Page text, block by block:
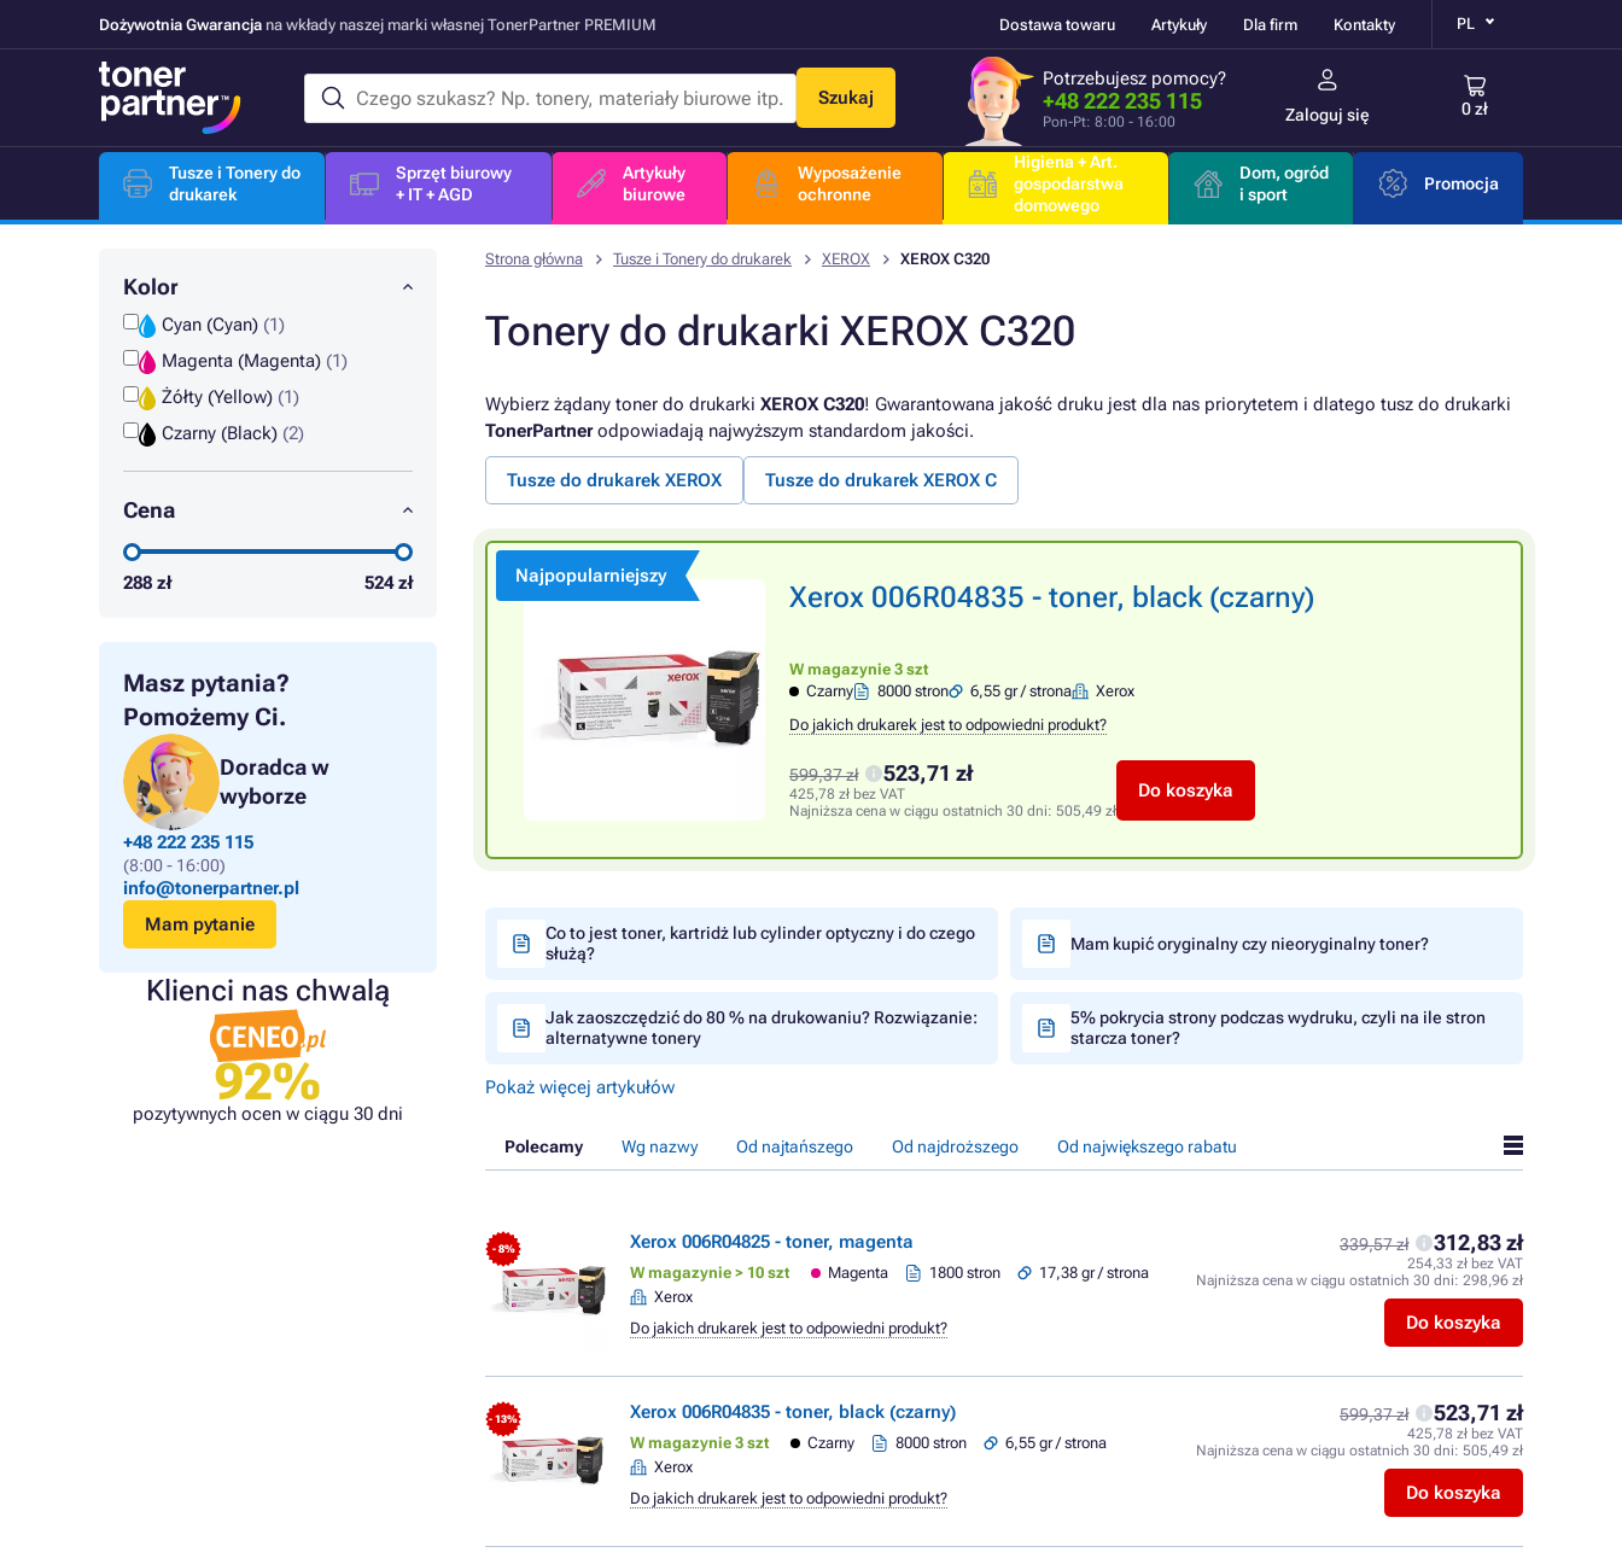
Dożywotnia Gwarancja na wkłady naszej marki własnej TonerPartner PREMIUM Dostawa towaru Artykuły Dla firm Kontakty PL
Szukaj
Potrzebujesz pomocy?
+48 222 235 115
Pon-Pt: 8:00 - 16:00 Zaloguj się 0 zł
Tusze i Tonery do
drukarek
Sprzęt biurowy
+ IT + AGD
Artykuły
biurowe
Wyposażenie
ochronne
Higiena + Art.
gospodarstwa
domowego
Dom, ogród
i sport
Promocja
Kolor
Cyan (Cyan) (1)
Magenta (Magenta) (1)
Żółty (Yellow) (1)
Czarny (Black) (2)
Cena
288 zł 524zł
Masz pytania?
Pomożemy Ci.
Doradca w
wyborze
+48 222 235 115
(8:00 - 16:00)
info@tonerpartner.pl
Mam pytanie
Klienci nas chwalą
92%
pozytywnych ocen w ciągu 30 dni
Strona główna Tusze i Tonery do drukarek XEROX XEROX C320
Tonery do drukarki XEROX C320
Wybierz żądany toner do drukarki XEROX C320! Gwarantowana jakość druku jest dla nas priorytetem i dlatego tusz do drukarki
TonerPartnerodpowiadają najwyższym standardom jakości.
Tusze do drukarek XEROX Tusze do drukarek XEROX C
Najpopularniejszy
Xerox 006R04835 - toner, black (czarny)
W magazynie 3 szt
Czarny
8000 stron 6,55 gr / strona
Xerox
Do jakich drukarek jest to odpowiedni produkt?
599,37 zł 523,71 zł
425,78 zł bez VAT
Najniższa cena w ciągu ostatnich 30 dni: 505,49 zł
Do koszyka
Co to jest toner, kartridż lub cylinder optyczny i do czego
służą?
Mam kupić oryginalny czy nieoryginalny toner?
Jak zaoszczędzić do 80 % na drukowaniu? Rozwiązanie:
alternatywne tonery
5% pokrycia strony podczas wydruku, czyli na ile stron
starcza toner?
Pokaż więcej artykułów
Polecamy Wg nazwy Od najtańszego Od najdroższego Od największego rabatu
- 8% Xerox 006R04825 - toner, magenta
W magazynie > 10 szt Magenta 1800 stron
17,38 gr / strona
Xerox
339,57 zł 312,83 zł
254,33 zł bez VAT
Najniższa cena w ciągu ostatnich 30 dni: 298,96 zł
Do koszyka
Do jakich drukarek jest to odpowiedni produkt?
- 13% Xerox 006R04835 - toner, black (czarny)
W magazynie 3 szt Czarny 8000 stron
6,55 gr / strona
Xerox
599,37 zł 523,71 zł
425,78 zł bez VAT
Najniższa cena w ciągu ostatnich 30 dni: 505,49 zł
Do koszyka
Do jakich drukarek jest to odpowiedni produkt?